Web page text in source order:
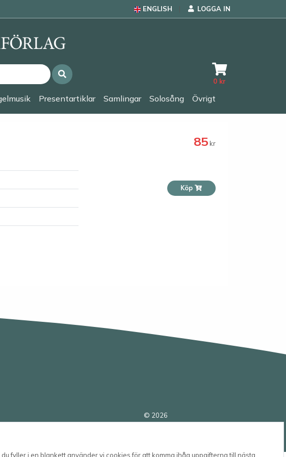
ENGLISH LOGGA IN
0 kr
Presentartiklar Samlingar Solosång Övrigt
fyller i en blankett använder vi cookies för att komma ihåg uppgifterna till nästa
85 kr
Köp
© 2026
Wessmans Musikförlag AB